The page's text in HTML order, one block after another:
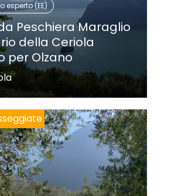
esperto (EE)
Peschiera Maraglio
della Ceriola
per Olzano